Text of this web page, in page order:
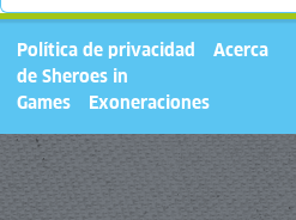
Política de privacidad
Acerca
de Sheroes in
Games
Exoneraciones